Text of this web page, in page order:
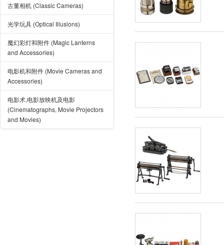
古董相机 (Classic Cameras)
光学玩具 (Optical Illusions)
魔幻彩灯和附件 (Magic Lanterns
and Accessories)
电影机和附件 (Movie Cameras and
Accessories)
电影术,电影放映机及电影
(Cinematographs, Movie Projectors
and Movies)